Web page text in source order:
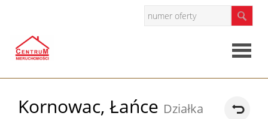
Kornowac, Łańce Działka